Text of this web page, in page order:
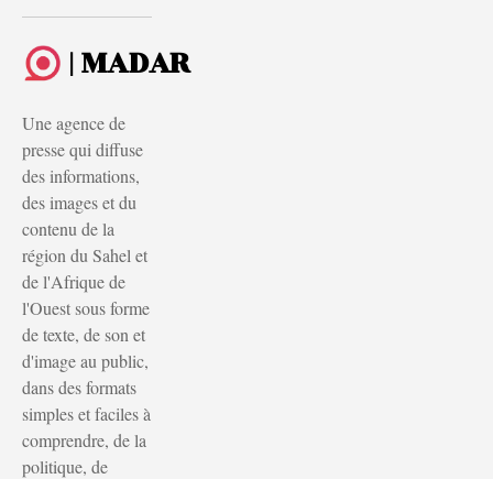
| MADAR
Une agence de
presse qui diffuse
des informations,
des images et du
contenu de la
région du Sahel et
de l'Afrique de
l'Ouest sous forme
de texte, de son et
d'image au public,
dans des formats
simples et faciles à
comprendre, de la
politique, de